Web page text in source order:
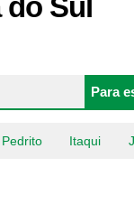
Para
Itaqui